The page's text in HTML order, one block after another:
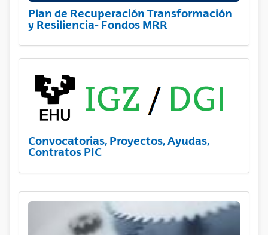
Plan de Recuperación Transformación
y Resiliencia- Fondos MRR
Convocatorias, Proyectos, Ayudas,
Contratos PIC